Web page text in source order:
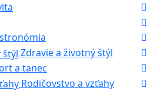
Zdravie a životný štýl
a tanec
Rodičovstvo a vzťahy